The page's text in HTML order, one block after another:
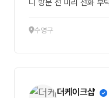
니 방문 전 미리 전화 부
수영구
더케이크샵